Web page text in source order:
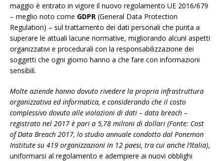
maggio è entrato in vigore il nuovo regolamento UE 2016/679
– meglio noto come GDPR (General Data Protection
Regulation) – sul trattamento dei dati personali che punta a
superare le attuali lacune normative, migliorando alcuni aspetti
organizzativi e procedurali con la responsabilizzazione dei
soggetti che ogni giorno hanno a che fare con informazioni
sensibili.
Molte aziende hanno dovuto rivedere la propria infrastruttura
organizzativa ed informatica, e considerando che il costo
complessivo dovuto alle violazioni di dati – data breach –
registrato nel 2017 è pari a 5,78 milioni di dollari (Fonte: Cost
of Data Breach 2017, lo studio annuale condotto dal Ponemon
Institute su 419 organizzazioni in 12 paesi, tra cui anche l’Italia),
uniformarsi al regolamento e adempiere ai nuovi obblighi